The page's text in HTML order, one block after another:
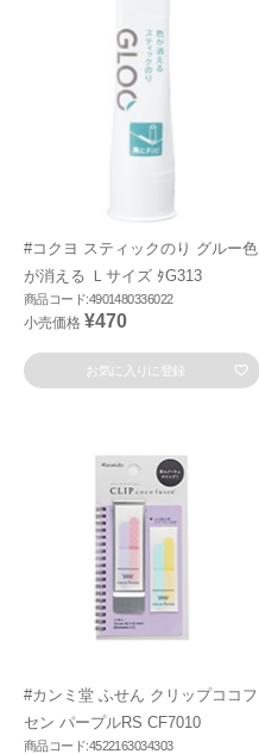
#コクヨ スティックのり グルー色
が消える Ｌサイズ ﾀG313
商品コード:4901480336022
小売価格 ¥470
お気に入りに登録
#カンミ堂 ふせん クリップココフ
セン パープルRS CF7010
商品コード:4522163034303